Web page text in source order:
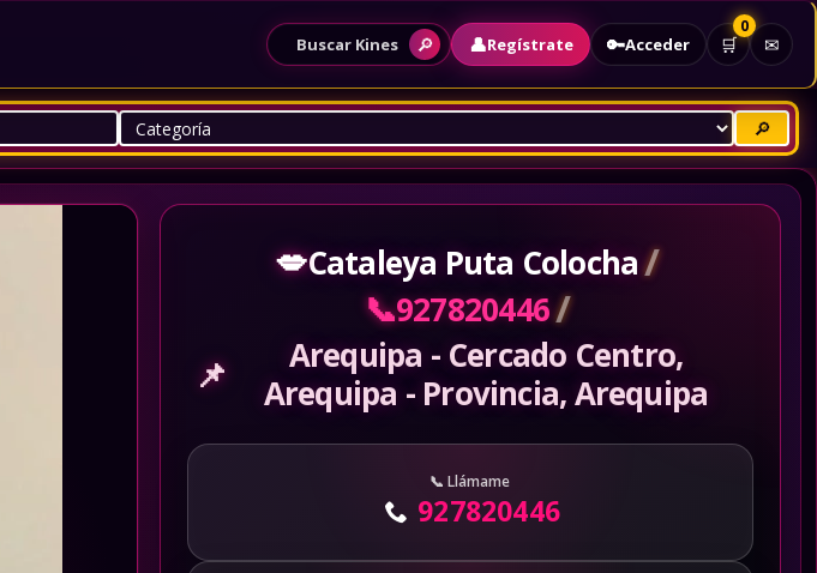
Buscar Kines 🔎 👤Regístrate 🔑Acceder 🛒
0
✉
🔎
💋Cataleya Puta Colocha/
📞927820446/
📌
Arequipa - Cercado Centro,
Arequipa - Provincia, Arequipa
Llámame
927820446